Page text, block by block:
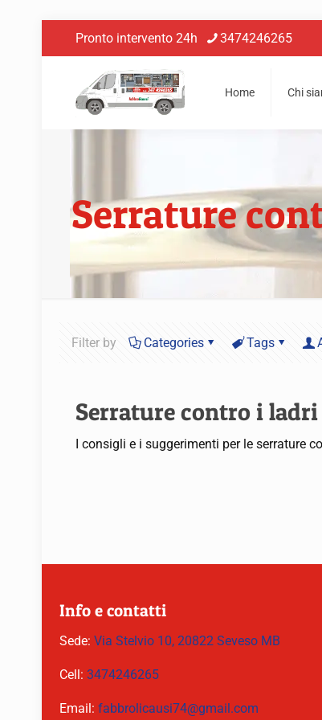
Pronto intervento 24h 3474246265
Home Chi
Serrature
Filter by Categories Tags
Serrature contro i ladri
I consigli e i suggerimenti per le serrature
Info e contatti
Sede: Via Stelvio 10, 20822 Seveso MB
Cell: 3474246265
Email: fabbrolicausi74@gmail.com